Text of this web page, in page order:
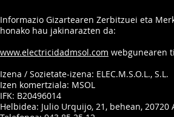
Informazio Gizartearen Zerbitzuei eta
honako hau jakinarazten da:
www.electricidadmsol.com webgunearen
Izena / Sozietate-izena: ELEC.M.S.O.L., S.L.
Izen komertziala: MSOL
IFK: B20496014
Helbidea: Julio Urquijo, 21, behean, 20720